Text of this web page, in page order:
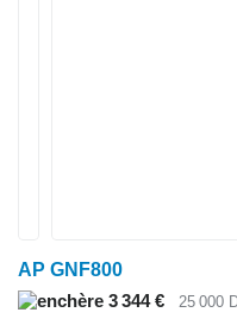
AP GNF800
3 344 €
25 000